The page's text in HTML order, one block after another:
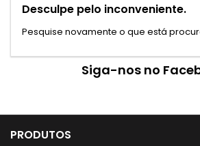
Desculpe pelo inconveniente.
Pesquise novamente o que está
Siga-nos no
PRODUTOS